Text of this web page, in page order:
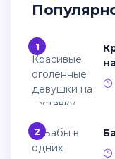
1
Красивые оголенные девушки
2